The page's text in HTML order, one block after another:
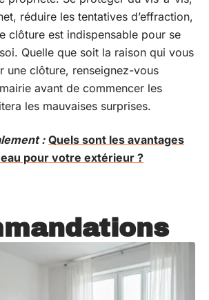
réduire les tentatives d’effraction,
clôture est indispensable pour se
Quelle que soit la raison qui vous
une clôture, renseignez-vous
avant de commencer les
les mauvaises surprises.
: Quels sont les avantages
pour votre extérieur ?